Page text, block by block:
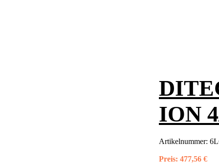
ION
Artikelnummer:
Preis: 477,56 €